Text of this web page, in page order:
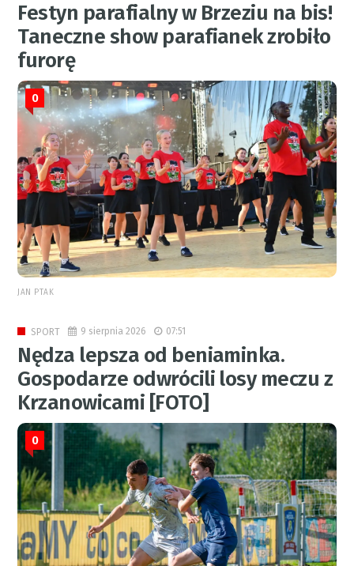
Festyn parafialny w Brzeziu na bis!
Taneczne show parafianek zrobiło
furorę
0
JAN PTAK
SPORT 9 sierpnia 2026 07:51
Nędza lepsza od beniaminka.
Gospodarze odwrócili losy meczu z
Krzanowicami [FOTO]
0